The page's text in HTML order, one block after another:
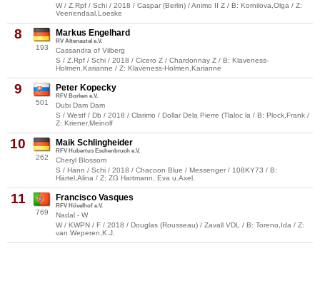
W / Z.Rpf / Schi / 2018 / Caspar (Berlin) / Animo II Z / B: Kornilova,Olga / Z:
Veenendaal,Loeske
8
193
Markus Engelhard
RV Altenautal e.V.
Cassandra of Vilberg
S / Z.Rpf / Schi / 2018 / Cicero Z / Chardonnay Z / B: Klaveness-
Holmen,Karianne / Z: Klaveness-Holmen,Karianne
9
501
Peter Kopecky
RFV Borken e.V.
Dubi Dam Dam
S / Westf / Db / 2018 / Clarimo / Dollar Dela Pierre (Tlaloc la / B: Plock,Frank /
Z: Kriener,Meinolf
10
262
Maik Schlingheider
RFV Hubertus Eschenbruch e.V.
Cheryl Blossom
S / Hann / Schi / 2018 / Chacoon Blue / Messenger / 108KY73 / B:
Härtel,Alina / Z: ZG Hartmann, Eva u.Axel,
11
769
Francisco Vasques
RFV Hövelhof e.V.
Nadal - W
W / KWPN / F / 2018 / Douglas (Rousseau) / Zavall VDL / B: Toreno,Ida / Z:
van Weperen,K.J.